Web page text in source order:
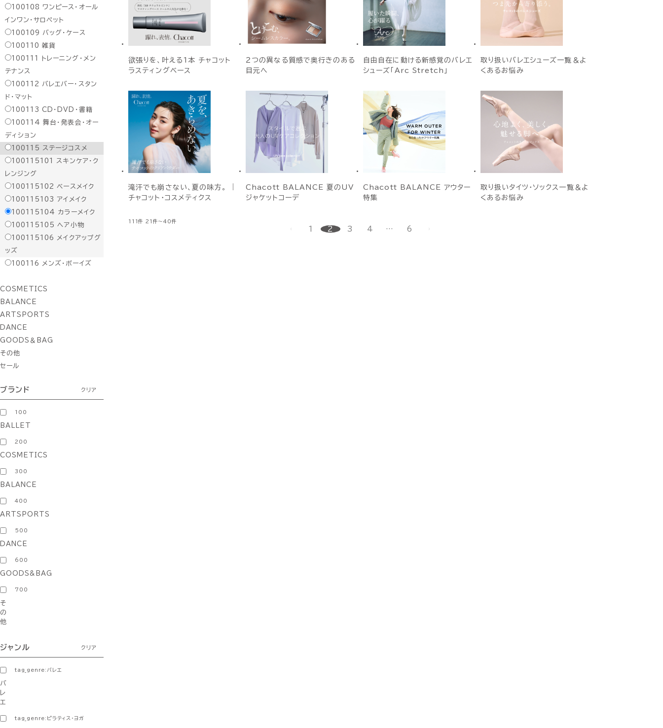
100108
ワンピース・オール
インワン・サロペット
100109
バッグ・ケース
100110 雑貨
100111
トレーニング・メン
テナンス
100112
バレエバー・スタン
ド・マット
100113 CD・DVD・書籍
100114 舞台・発表会・オー
ディション
100115
ステージコスメ
100115101
スキンケア・ク
レンジング
100115102 ベースメイク
100115103 アイメイク
100115104
カラーメイク
100115105 ヘア小物
100115106
メイクアップグ
ッズ
100116
メンズ・ボーイズ
COSMETICS
BALANCE
ARTSPORTS
DANCE
GOODS＆BAG
その他
セール
ブランド クリア
100
BALLET
200
COSMETICS
300
BALANCE
400
ARTSPORTS
500
DANCE
600
GOODS&BAG
700
そ
の
他
ジャンル クリア
tag_genre:バレエ
バ
レ
エ
tag_genre:ピラティス・ヨガ
欲張りを、叶える1本 チャコット
ラスティングベース
２つの異なる質感で奥行きのある
目元へ
自由自在に動ける新感覚のバレエ
シューズ「Arc Stretch」
取り扱いバレエシューズ一覧＆よ
くあるお悩み
滝汗でも崩さない、夏の味方。 ｜
チャコット・コスメティクス
Chacott BALANCE 夏のUV
ジャケットコーデ
Chacott BALANCE アウター
特集
取り扱いタイツ・ソックス一覧＆よ
くあるお悩み
111件 21件～40件
1 2 3 4 … 6